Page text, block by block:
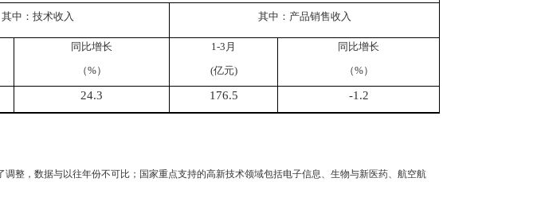
其中：技术收入
其中：产品销售收入
同比增长
（%）
1-3 月
(亿元)
同比增长
（%）
24.3 176.5 -1.2
整，数据与以往年份不可比；国家重点支持的高新技术领域包括电子信息、生物与新医药、航空航